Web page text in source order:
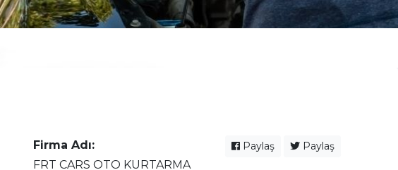
Paylaş Paylaş
Firma Adı:
FRT CARS OTO KURTARMA